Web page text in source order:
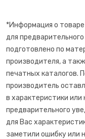
*Информация о
для
подготовлено по
производителя, а
печатных каталогов.
производитель
в характеристики
предварительного
для Вас
заметили ошибку или